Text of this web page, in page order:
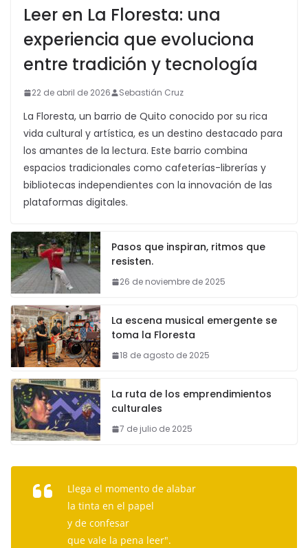
Leer en La Floresta: una
experiencia que evoluciona
entre tradición y tecnología
22 de abril de 2026 Sebastián Cruz
La Floresta, un barrio de Quito conocido por su rica
vida cultural y artística, es un destino destacado para
los amantes de la lectura. Este barrio combina
espacios tradicionales como cafeterías-librerías y
bibliotecas independientes con la innovación de las
plataformas digitales.
Pasos que inspiran, ritmos que
resisten.
26 de noviembre de 2025
La escena musical emergente se
toma la Floresta
18 de agosto de 2025
La ruta de los emprendimientos
culturales
7 de julio de 2025
Llega el momento de alabar
la tinta en el papel
y de confesar
que vale la pena leer".